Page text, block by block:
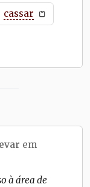
cassar
em
à área de